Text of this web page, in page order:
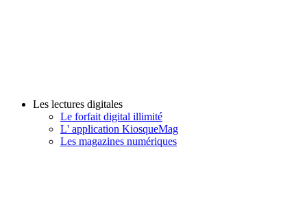
Les lectures digitales
Le forfait digital illimité
L' application KiosqueMag
Les magazines numériques